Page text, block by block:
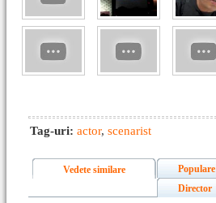
Tag-uri: actor, scenarist
Vedete similare Populare
Director